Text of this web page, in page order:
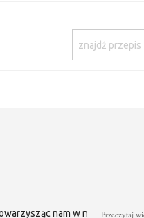
nam w
Przeczytaj